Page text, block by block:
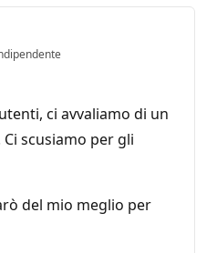
ci avvaliamo di un
scusiamo per gli
del mio meglio per